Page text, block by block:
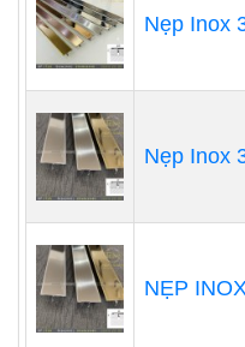
Nẹp Inox
Nẹp Inox
NẸP